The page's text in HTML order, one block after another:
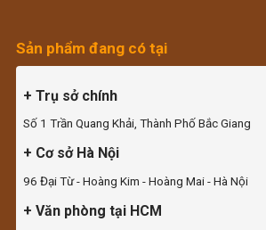
Sản phẩm đang có tại
+ Trụ sở chính
Số 1 Trần Quang Khải, Thành Phố Bắc Giang
+ Cơ sở Hà Nội
96 Đại Từ - Hoàng Kim - Hoàng Mai - Hà Nội
+ Văn phòng tại HCM